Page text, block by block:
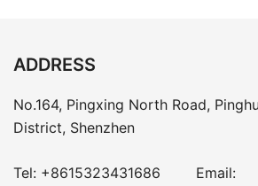
ADDRESS
No.164, Pingxing North Road,
District, Shenzhen
Tel: +8615323431686 Email: